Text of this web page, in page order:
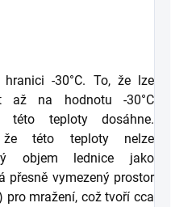
-30°C. To, že lze
až na hodnotu -30°C
této teploty dosáhne.
že této teploty nelze
objem lednice jako
přesně vymezený prostor
pro mražení, což tvoří cca